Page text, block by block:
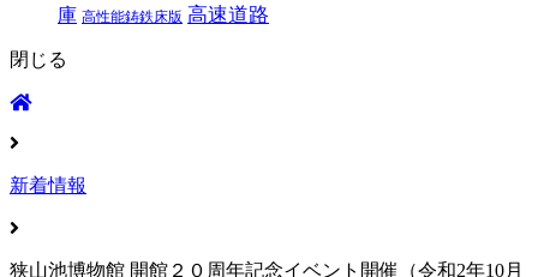
庫 高性能鋳鉄床版 高速道路
閉じる
新着情報
狭山池博物館 開館２０周年記念イベント開催（令和2年10月